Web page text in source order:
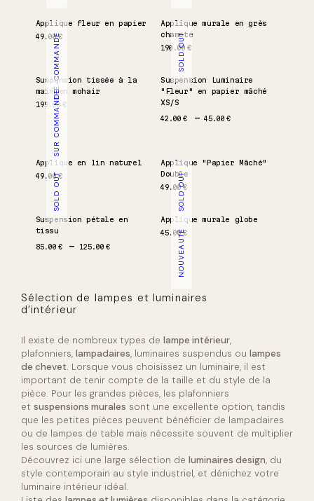
PRÉ-COMMANDE
Applique fleur en papier
49.00€ SOLD OUT
Applique murale en grès
chamoté
190.00 €
SUR COMMANDE
Suspension tissée à la
main en mohair
199.00 €
Suspension Luminaire
"Fleur" en papier mâché
XS/S
42.00 € 45.00 €Plage de prix : 42.00 €
SOLD OUT
Applique en lin naturel
49.00€ SOLD OUT
Applique "Papier Mâché"
Double
49.00€
Suspension pétale en
tissu
85.00 € 125.00 €Plage de prix : 85.00 € à 125.00 €
NOUVEAUTÉ
Applique murale globe
45.00€
Sélection de lampes et luminaires
d’intérieur
Il existe de nombreux types de lampe intérieur,
plafonniers, lampadaires, luminaires suspendus ou lampes
de chevet. Lorsque vous choisissez un luminaire, il est
important de tenir compte de la taille et du style de la
pièce. Pour les grandes pièces, les plafonniers
et suspensions murales sont une excellente option, tandis
que les petites pièces peuvent bénéficier de lampadaires
ou de lampes de table mais nécessite souvent de multiplier
les sources de lumières.
Découvrez ici une large sélection de luminaires design, du
style contemporain au style industriel, et dénichez votre
luminaire intérieur idéal.